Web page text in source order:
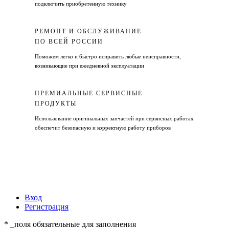
подключить приобретенную технику
РЕМОНТ И ОБСЛУЖИВАНИЕ
ПО ВСЕЙ РОССИИ
Поможем легко и быстро исправить любые неисправности,
возникающие при ежедневной эксплуатации
ПРЕМИАЛЬНЫЕ СЕРВИСНЫЕ
ПРОДУКТЫ
Использование оригинальных запчастей при сервисных работах
обеспечит безопасную и корректную работу приборов
Вход
Регистрация
* _поля обязательные для заполнения